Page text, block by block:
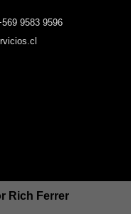
9583 9596
Rich Ferrer